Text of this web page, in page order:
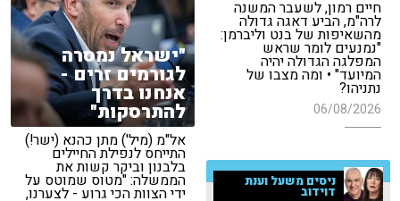
חיים רמון, לשעבר המשנה
לרה"מ, הביע דאגה גדולה
מהשאיפות של בנט וליברמן:
"נמנעים לומר שראש
המפלגה הגדולה יהיה
המיועד" • ומה מצבו של
נתניהו?
06/08/2026
"ישראל נמסרה
לגורמים זרים -
אנחנו בדרך
להתרסקות"
אל"מ (מיל') מתן כהנא (ישר!)
התייחס לנפילת החיילים
בלבנון וביקר קשות את
הממשלה: "מטוס שמוטס על
ידי הצוות הכי גרוע - לצערנו,
ניסים משעל וענת
דוידוב